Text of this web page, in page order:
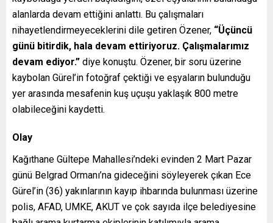
alanlarda devam ettiğini anlattı. Bu çalışmaları
nihayetlendirmeyeceklerini dile getiren Özener, “Üçüncü
günü bitirdik, hala devam ettiriyoruz. Çalışmalarımız
devam ediyor.” diye konuştu. Özener, bir soru üzerine
kaybolan Gürel’in fotoğraf çektiği ve eşyaların bulunduğu
yer arasında mesafenin kuş uçuşu yaklaşık 800 metre
olabileceğini kaydetti.
Olay
Kağıthane Gültepe Mahallesi’ndeki evinden 2 Mart Pazar
günü Belgrad Ormanı’na gideceğini söyleyerek çıkan Ece
Gürel’in (36) yakınlarının kayıp ihbarında bulunması üzerine
polis, AFAD, UMKE, AKUT ve çok sayıda ilçe belediyesine